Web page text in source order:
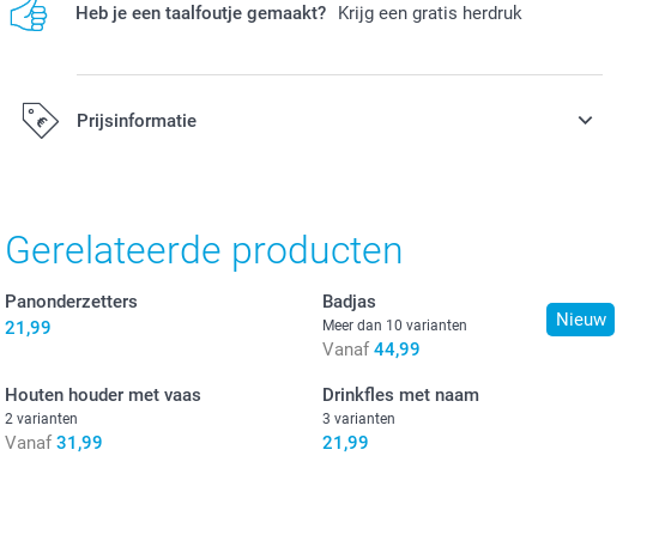
Heb je een taalfoutje gemaakt? Krijg een gratis herdruk
Prijsinformatie
Gerelateerde producten
Panonderzetters
21,99
Nieuw
Badjas
Meer dan 10 varianten
Vanaf 44,99
Houten houder met vaas
2 varianten
Vanaf 31,99
Drinkfles met naam
3 varianten
21,99